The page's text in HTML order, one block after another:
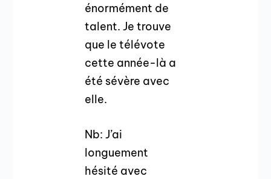
énormément de
talent. Je trouve
que le télévote
cette année-là a
été sévère avec
elle.
Nb: J’ai
longuement
hésité avec